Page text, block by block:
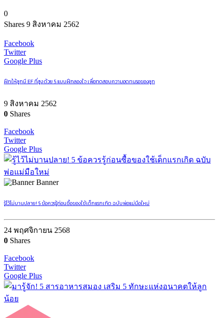
0
Shares 9 สิงหาคม 2562
Facebook
Twitter
Google Plus
ฝึกให้ลูกมี EF ที่สูง ด้วย 5 แบบฝึกลองใจ เพื่อทดสอบความอดทนรอของลูก
9 สิงหาคม 2562
0 Shares
Facebook
Twitter
Google Plus
Banner
รู้ไว้ไม่บานปลาย! 5 ข้อควรรู้ก่อนซื้อของใช้เด็กแรกเกิด ฉบับพ่อแม่มือใหม่
24 พฤศจิกายน 2568
0 Shares
Facebook
Twitter
Google Plus